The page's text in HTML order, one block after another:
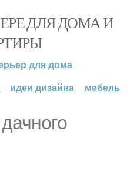
ДЛЯ ДОМА И
для дома
идеи дизайна мебель